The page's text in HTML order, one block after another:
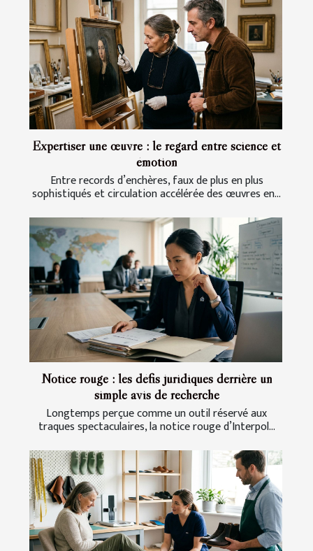
Expertiser une œuvre : le regard entre science et
émotion
Entre records d’enchères, faux de plus en plus
sophistiqués et circulation accélérée des œuvres en...
Notice rouge : les défis juridiques derrière un
simple avis de recherche
Longtemps perçue comme un outil réservé aux
traques spectaculaires, la notice rouge d’Interpol...